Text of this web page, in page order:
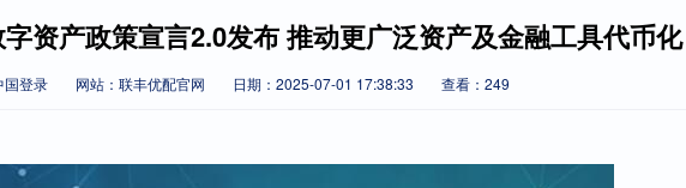
资产政策宣言2.0发布 推动更广泛资产及金融工具代币化
国登录 网站：联丰优配官网 日期：2025-07-01 17:38:33 查看：249